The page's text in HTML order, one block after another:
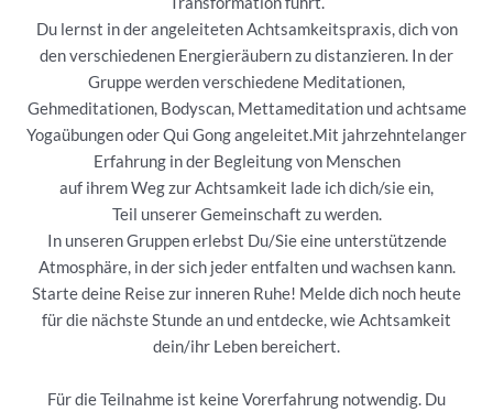
Du lernst in der angeleiteten Achtsamkeitspraxis, dich von
den verschiedenen Energieräubern zu distanzieren. In der
Gruppe werden verschiedene Meditationen,
Gehmeditationen, Bodyscan, Mettameditation und achtsame
Yogaübungen oder Qui Gong angeleitet.Mit jahrzehntelanger
Erfahrung in der Begleitung von Menschen
auf ihrem Weg zur Achtsamkeit lade ich dich/sie ein,
Teil unserer Gemeinschaft zu werden.
In unseren Gruppen erlebst Du/Sie eine unterstützende
Atmosphäre, in der sich jeder entfalten und wachsen kann.
Starte deine Reise zur inneren Ruhe! Melde dich noch heute
für die nächste Stunde an und entdecke, wie Achtsamkeit
dein/ihr Leben bereichert.
Für die Teilnahme ist keine Vorerfahrung notwendig. Du